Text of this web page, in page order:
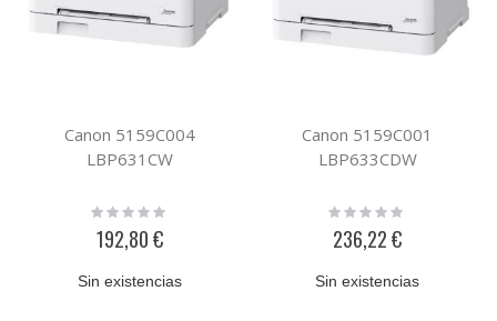
Canon 5159C004
LBP631CW
Rating:
192,80 €
Sin existencias
Canon 5159C001
LBP633CDW
Rating:
236,22 €
Sin existencias